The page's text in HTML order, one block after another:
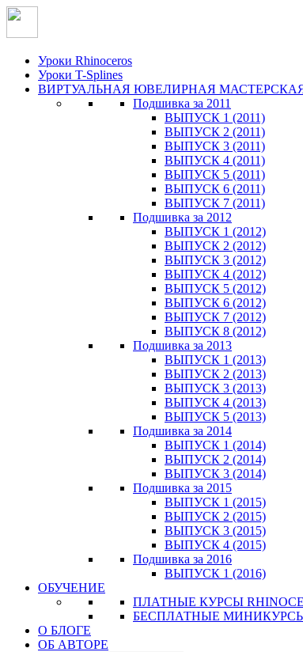
Уроки Rhinoceros
Уроки T-Splines
ВИРТУАЛЬНАЯ ЮВЕЛИРНАЯ
Подшивка за 2011
ВЫПУСК 1 (2011)
ВЫПУСК 2 (2011)
ВЫПУСК 3 (2011)
ВЫПУСК 4 (2011)
ВЫПУСК 5 (2011)
ВЫПУСК 6 (2011)
ВЫПУСК 7 (2011)
Подшивка за 2012
ВЫПУСК 1 (2012)
ВЫПУСК 2 (2012)
ВЫПУСК 3 (2012)
ВЫПУСК 4 (2012)
ВЫПУСК 5 (2012)
ВЫПУСК 6 (2012)
ВЫПУСК 7 (2012)
ВЫПУСК 8 (2012)
Подшивка за 2013
ВЫПУСК 1 (2013)
ВЫПУСК 2 (2013)
ВЫПУСК 3 (2013)
ВЫПУСК 4 (2013)
ВЫПУСК 5 (2013)
Подшивка за 2014
ВЫПУСК 1 (2014)
ВЫПУСК 2 (2014)
ВЫПУСК 3 (2014)
Подшивка за 2015
ВЫПУСК 1 (2015)
ВЫПУСК 2 (2015)
ВЫПУСК 3 (2015)
ВЫПУСК 4 (2015)
Подшивка за 2016
ВЫПУСК 1 (2016)
ОБУЧЕНИЕ
ПЛАТНЫЕ КУРСЫ
БЕСПЛАТНЫЕ
О БЛОГЕ
ОБ АВТОРЕ